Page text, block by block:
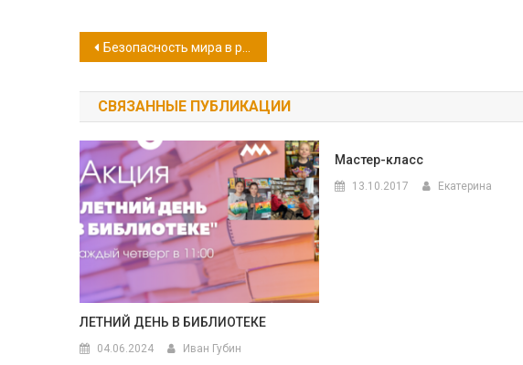
Навигация
по
записям
Безопасность мира в руках каждого из нас. 3 сентября — День солидарности в борьбе с терроризмом
СВЯЗАННЫЕ ПУБЛИКАЦИИ
ЛЕТНИЙ ДЕНЬ В БИБЛИОТЕКЕ
04.06.2024 Иван Губин
Мастер-класс
13.10.2017 Екатерина